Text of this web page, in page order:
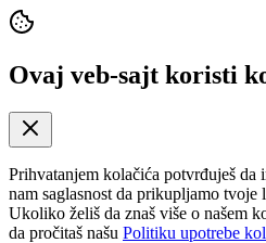
Ovaj veb-sajt koristi
Prihvatanjem kolačića potvrđuješ da
nam saglasnost da prikupljamo
Ukoliko želiš da znaš više o našem
da pročitaš našu Politiku upotrebe